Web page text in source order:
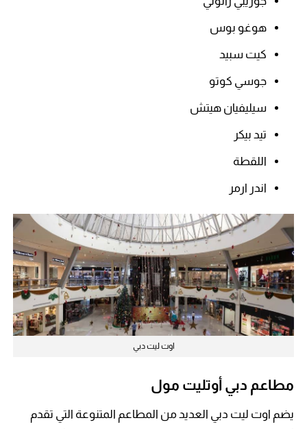
هوغو بوس
كيت سبيد
جوسي كوتو
سيليفيان هيتش
تيد بيكر
اللقطة
اندر ارمر
اوت ليت دبي
مطاعم دبي أوتليت مول
يضم اوت ليت دبي العديد من المطاعم المتنوعة التي تقدم